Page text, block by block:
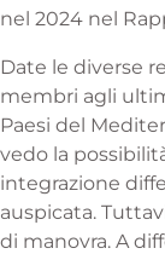
nel 2024 nel
Date le diverse
membri agli
Paesi del
vedo la
integrazione
auspicata.
di manovra. A